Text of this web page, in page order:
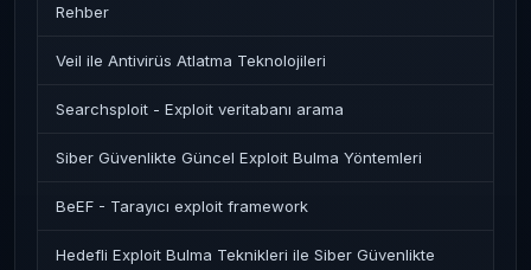
Rehber
Veil ile Antivirüs Atlatma Teknolojileri
Searchsploit - Exploit veritabanı arama
Siber Güvenlikte Güncel Exploit Bulma Yöntemleri
BeEF - Tarayıcı exploit framework
Hedefli Exploit Bulma Teknikleri ile Siber Güvenlikte